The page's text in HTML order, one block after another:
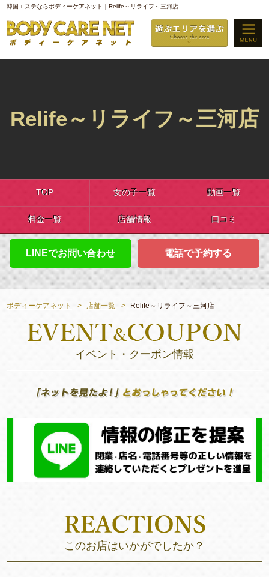
韓国エステならボディーケアネット｜Relife～リライフ～三河店
Relife～リライフ～三河店
TOP 女の子一覧 動画一覧
料金一覧 店舗情報 口コミ
LINEでお問い合わせ 電話で予約する
ボディーケアネット 店舗一覧 Relife～リライフ～三河店
イベント・クーポン情報
このお店はいかがでしたか？